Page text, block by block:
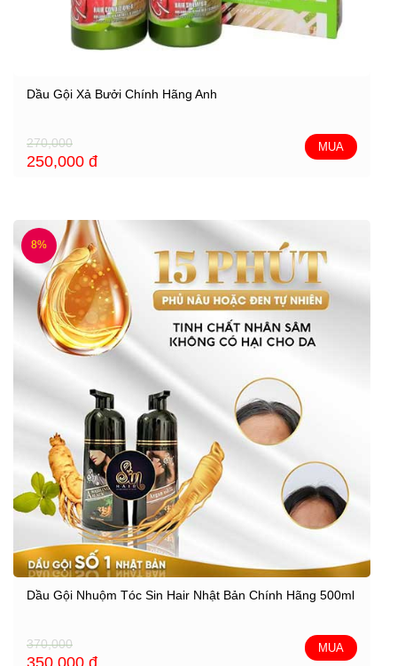
Dầu Gội Xả Bưởi Chính Hãng Anh
270,000
250,000 đ
MUA
8%
Dầu Gội Nhuộm Tóc Sin Hair Nhật Bản Chính Hãng 500ml
370,000
350,000 đ
MUA